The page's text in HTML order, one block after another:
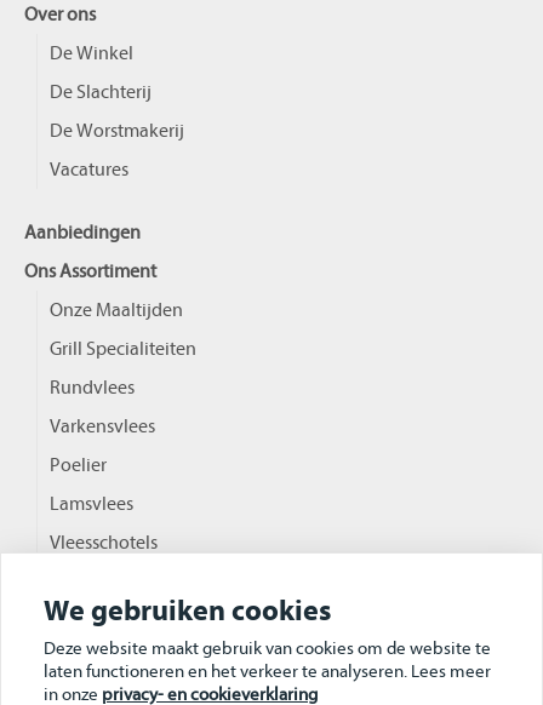
Over ons
De Winkel
De Slachterij
De Worstmakerij
Vacatures
Aanbiedingen
Ons Assortiment
Onze Maaltijden
Grill Specialiteiten
Rundvlees
Varkensvlees
Poelier
Lamsvlees
Vleesschotels
0523 265 700
We gebruiken cookies
Deze website maakt gebruik van cookies om de website te
laten functioneren en het verkeer te analyseren. Lees meer
in onze privacy- en cookieverklaring